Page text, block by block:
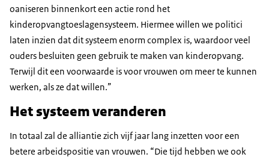
oaniseren binnenkort een actie rond het
kinderopvangtoeslagensysteem. Hiermee willen we politici
laten inzien dat dit systeem enorm complex is, waardoor veel
ouders besluiten geen gebruik te maken van kinderopvang.
Terwijl dit een voorwaarde is voor vrouwen om meer te kunnen
werken, als ze dat willen.”
Het systeem veranderen
In totaal zal de alliantie zich vijf jaar lang inzetten voor een
betere arbeidspositie van vrouwen. “Die tijd hebben we ook